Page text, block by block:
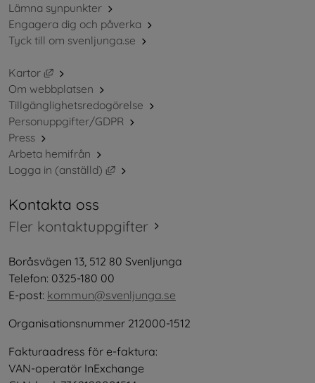
Lämna synpunkter
Engagera dig och påverka
Tyck till om svenljunga.se
Kartor
Länk till annan webbplats, öppnas i nytt fönster.
Om webbplatsen
Tillgänglighetsredogörelse
Personuppgifter/GDPR
Press
Arbeta hemifrån
Logga in (anställd)
Länk till annan webbplats, öppnas i nytt
Kontakta oss
Fler kontaktuppgifter
Boråsvägen 13, 512 80 Svenljunga
Telefon: 0325-180 00
E-post: kommun@svenljunga.se
Organisationsnummer 212000-1512
Fakturaadress för e-faktura:
VAN-operatör InExchange